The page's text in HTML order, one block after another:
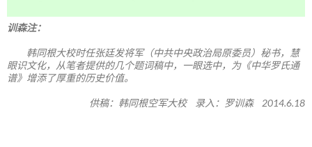
训森注：
韩同根大校时任张廷发将军（中共中央政治局原委员）秘书，慧
眼识文化，从笔者提供的几个题词稿中，一眼选中，为《中华罗氏通
谱》增添了厚重的历史价值。
供稿：韩同根空军大校 录入：罗训森 2014.6.18